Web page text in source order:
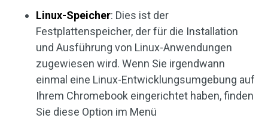
Linux-Speicher: Dies ist der
Festplattenspeicher, der für die Installation
und Ausführung von Linux-Anwendungen
zugewiesen wird. Wenn Sie irgendwann
einmal eine Linux-Entwicklungsumgebung auf
Ihrem Chromebook eingerichtet haben, finden
Sie diese Option im Menü